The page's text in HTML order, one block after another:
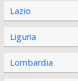
Lazio
Liguria
Lombardia